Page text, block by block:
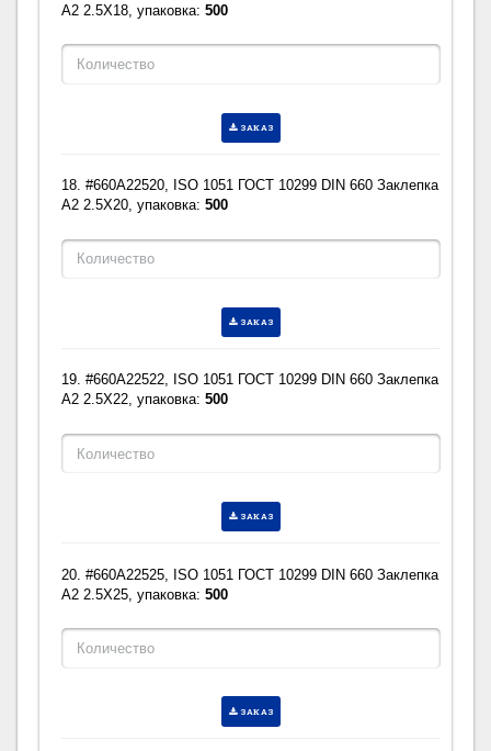
A2 2.5X18, упаковка:500
ЗАКАЗ
18. #660A22520, ISO 1051 ГОСТ 10299 DIN 660 Заклепка
A2 2.5X20, упаковка:500
ЗАКАЗ
19. #660A22522, ISO 1051 ГОСТ 10299 DIN 660 Заклепка
A2 2.5X22, упаковка:500
ЗАКАЗ
20. #660A22525, ISO 1051 ГОСТ 10299 DIN 660 Заклепка
A2 2.5X25, упаковка:500
ЗАКАЗ